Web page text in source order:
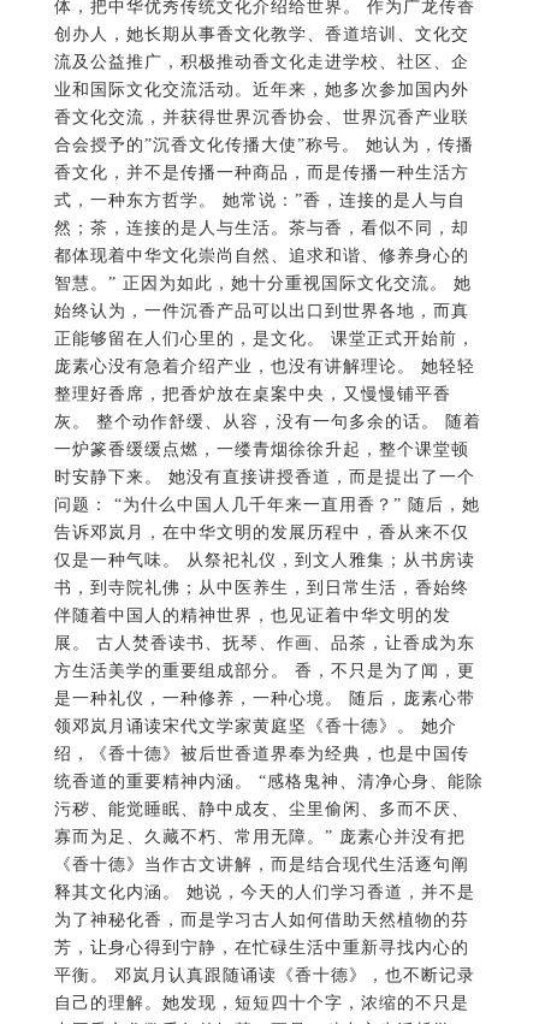
香文化交流，并获得世界沉香协会、世界沉香产业联
合会授予的”沉香文化传播大使”称号。 她认为，传播
香文化，并不是传播一种商品，而是传播一种生活方
式，一种东方哲学。 她常说：”香，连接的是人与自
然；茶，连接的是人与生活。茶与香，看似不同，却
都体现着中华文化崇尚自然、追求和谐、修养身心的
智慧。” 正因为如此，她十分重视国际文化交流。 她
始终认为，一件沉香产品可以出口到世界各地，而真
正能够留在人们心里的，是文化。 课堂正式开始前，
庞素心没有急着介绍产业，也没有讲解理论。 她轻轻
整理好香席，把香炉放在桌案中央，又慢慢铺平香
灰。 整个动作舒缓、从容，没有一句多余的话。 随着
一炉篆香缓缓点燃，一缕青烟徐徐升起，整个课堂顿
时安静下来。 她没有直接讲授香道，而是提出了一个
问题： “为什么中国人几千年来一直用香？” 随后，她
告诉邓岚月，在中华文明的发展历程中，香从来不仅
仅是一种气味。 从祭祀礼仪，到文人雅集；从书房读
书，到寺院礼佛；从中医养生，到日常生活，香始终
伴随着中国人的精神世界，也见证着中华文明的发
展。 古人焚香读书、抚琴、作画、品茶，让香成为东
方生活美学的重要组成部分。 香，不只是为了闻，更
是一种礼仪，一种修养，一种心境。 随后，庞素心带
领邓岚月诵读宋代文学家黄庭坚《香十德》。 她介
绍，《香十德》被后世香道界奉为经典，也是中国传
统香道的重要精神内涵。 “感格鬼神、清净心身、能除
污秽、能觉睡眠、静中成友、尘里偷闲、多而不厌、
寡而为足、久藏不朽、常用无障。” 庞素心并没有把
《香十德》当作古文讲解，而是结合现代生活逐句阐
释其文化内涵。 她说，今天的人们学习香道，并不是
为了神秘化香，而是学习古人如何借助天然植物的芬
芳，让身心得到宁静，在忙碌生活中重新寻找内心的
平衡。 邓岚月认真跟随诵读《香十德》，也不断记录
自己的理解。她发现，短短四十个字，浓缩的不只是
中国香文化数千年的智慧，更是一种东方生活哲学。
庞素心认为，中国香文化能够传承数千年，并不是因
为香本身，而是因为它始终强调人与自然和谐相处。
真正的香道，并不是追求浓烈的香气，而是借助天然